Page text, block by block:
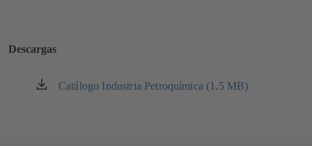
Descargas
Catálogo Industria Petroquímica (1.5 MB)
(se